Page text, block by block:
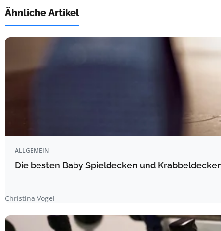
Ähnliche Artikel
ALLGEMEIN
Die besten Baby Spieldecken und
Christina Vogel